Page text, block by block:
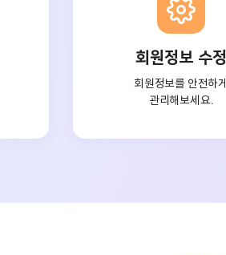
회원정보 수정
회원정보를 안전하게
관리해보세요.